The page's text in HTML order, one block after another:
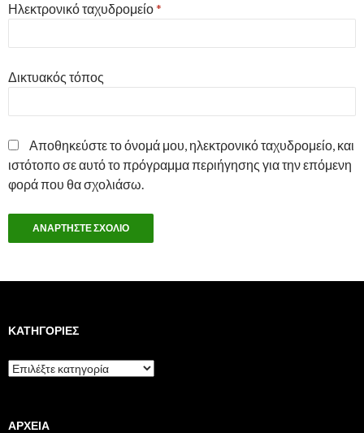
Ηλεκτρονικό ταχυδρομείο*
Δικτυακός τόπος
Αποθηκεύστε το όνομά μου, ηλεκτρονικό ταχυδρομείο, και
ιστότοπο σε αυτό το πρόγραμμα περιήγησης για την επόμενη
φορά που θα σχολιάσω.
ΚΑΤΗΓΟΡΊΕΣ
Κατηγορίες
ΑΡΧΕΊΑ